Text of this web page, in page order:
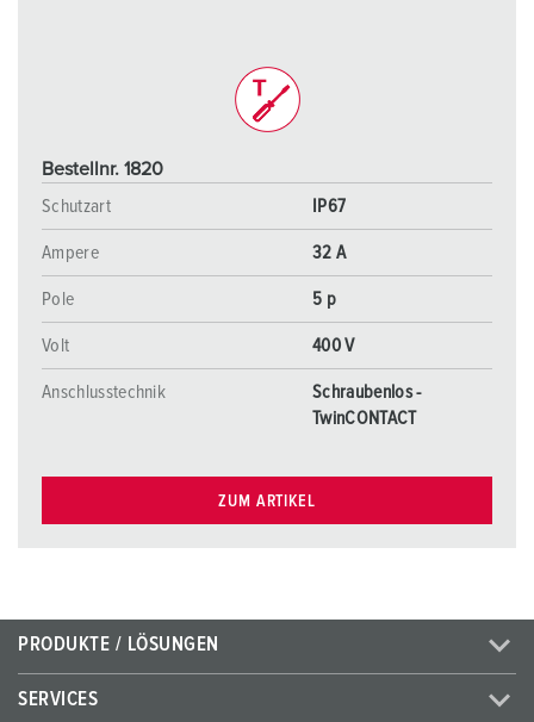
Bestellnr. 1820
Schutzart
IP67
Ampere 32 A
Pole 5 p
Volt 400 V
Anschlusstechnik
Schraubenlos -
TwinCONTACT
ZUM ARTIKEL
PRODUKTE / LÖSUNGEN
SERVICES